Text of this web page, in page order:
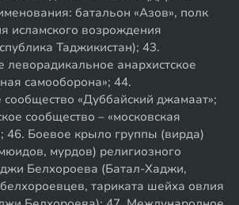
батальон «Азов», полк
исламского возрождения
Таджикистан); 43.
анархистское
самооборона»; 44.
сообщество «Дуббайский джамаат»;
сообщество – «московская
46. Боевое крыло группы (вирда)
мурдов) религиозного
Белхороева (Батал-Хаджи,
тариката шейха овлия